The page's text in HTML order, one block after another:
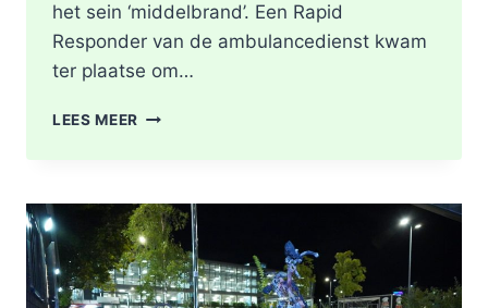
het sein ‘middelbrand’. Een Rapid
Responder van de ambulancedienst kwam
ter plaatse om…
LEES MEER BRAND
WONING
TIJDENS
WERKZAAMHEDEN
AAN
LIEVEN